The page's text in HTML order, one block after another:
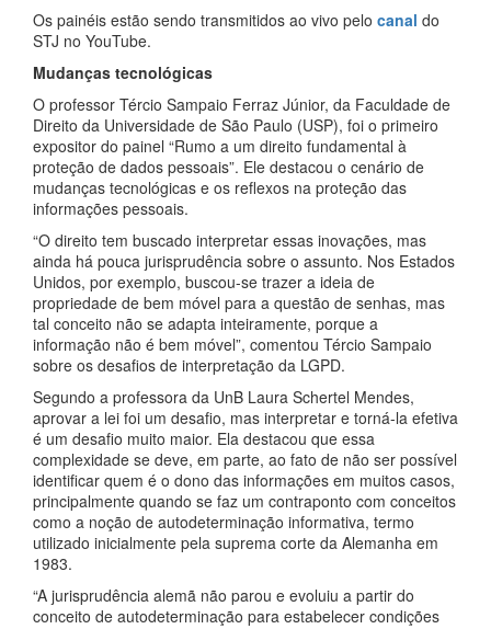
Os painéis estão sendo transmitidos ao vivo pelo canal do
STJ no YouTube.
Mudanças tecnológicas
O professor Tércio Sampaio Ferraz Júnior, da Faculdade de
Direito da Universidade de São Paulo (USP), foi o primeiro
expositor do painel “Rumo a um direito fundamental à
proteção de dados pessoais”. Ele destacou o cenário de
mudanças tecnológicas e os reflexos na proteção das
informações pessoais.
“O direito tem buscado interpretar essas inovações, mas
ainda há pouca jurisprudência sobre o assunto. Nos Estados
Unidos, por exemplo, buscou-se trazer a ideia de
propriedade de bem móvel para a questão de senhas, mas
tal conceito não se adapta inteiramente, porque a
informação não é bem móvel”, comentou Tércio Sampaio
sobre os desafios de interpretação da LGPD.
Segundo a professora da UnB Laura Schertel Mendes,
aprovar a lei foi um desafio, mas interpretar e torná-la efetiva
é um desafio muito maior. Ela destacou que essa
complexidade se deve, em parte, ao fato de não ser possível
identificar quem é o dono das informações em muitos casos,
principalmente quando se faz um contraponto com conceitos
como a noção de autodeterminação informativa, termo
utilizado inicialmente pela suprema corte da Alemanha em
1983.
“A jurisprudência alemã não parou e evoluiu a partir do
conceito de autodeterminação para estabelecer condições